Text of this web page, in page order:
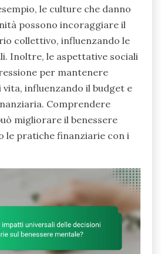
le culture che danno
possono incoraggiare il
collettivo, influenzando le
Inoltre, le aspettative sociali
per mantenere
influenzando il budget e
Comprendere
migliorare il benessere
le pratiche finanziarie con i